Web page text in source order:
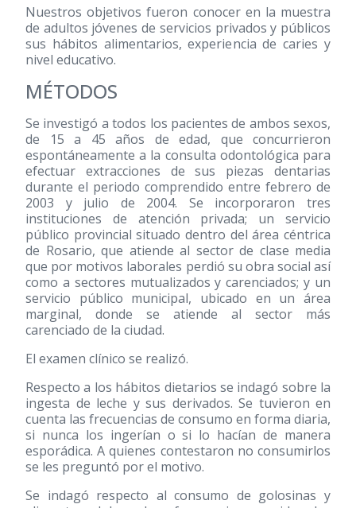
Nuestros objetivos fueron conocer en la muestra
de adultos jóvenes de servicios privados y públicos
sus hábitos alimentarios, experiencia de caries y
nivel educativo.
MÉTODOS
Se investigó a todos los pacientes de ambos sexos,
de 15 a 45 años de edad, que concurrieron
espontáneamente a la consulta odontológica para
efectuar extracciones de sus piezas dentarias
durante el periodo comprendido entre febrero de
2003 y julio de 2004. Se incorporaron tres
instituciones de atención privada; un servicio
público provincial situado dentro del área céntrica
de Rosario, que atiende al sector de clase media
que por motivos laborales perdió su obra social así
como a sectores mutualizados y carenciados; y un
servicio público municipal, ubicado en un área
marginal, donde se atiende al sector más
carenciado de la ciudad.
El examen clínico se realizó.
Respecto a los hábitos dietarios se indagó sobre la
ingesta de leche y sus derivados. Se tuvieron en
cuenta las frecuencias de consumo en forma diaria,
si nunca los ingerían o si lo hacían de manera
esporádica. A quienes contestaron no consumirlos
se les preguntó por el motivo.
Se indagó respecto al consumo de golosinas y